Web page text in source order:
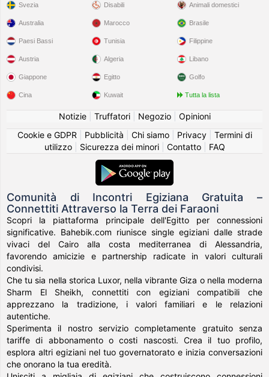
Svezia Disabili Animali domestici
Australia
Paesi Bassi
Austria
Giappone
Cina
Marocco
Tunisia
Algeria
Egitto
Kuwait
Brasile
Filippine
Libano
Golfo
Tutta la lista
Notizie| Truffatori| Negozio| Opinioni
Cookie e GDPR
Pubblicità Chi siamo| Privacy| Termini di
utilizzo| Sicurezza dei minori| Contatto| FAQ
Comunità di Incontri Egiziana Gratuita –
Connettiti Attraverso la Terra dei Faraoni
Scopri la piattaforma principale dell'Egitto per connessioni
significative. Bahebik.com riunisce single egiziani dalle strade
vivaci del Cairo alla costa mediterranea di Alessandria,
favorendo amicizie e partnership radicate in valori culturali
condivisi.
Che tu sia nella storica Luxor, nella vibrante Giza o nella moderna
Sharm El Sheikh, connettiti con egiziani compatibili che
apprezzano la tradizione, i valori familiari e le relazioni
autentiche.
Sperimenta il nostro servizio completamente gratuito senza
tariffe di abbonamento o costi nascosti. Crea il tuo profilo,
esplora altri egiziani nel tuo governatorato e inizia conversazioni
che onorano la tua eredità.